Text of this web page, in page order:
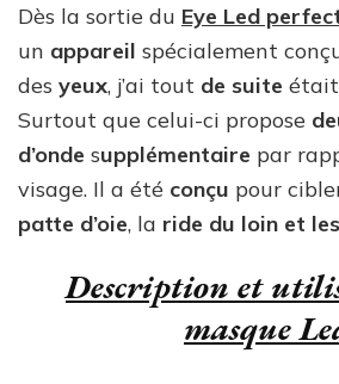
Dès la sortie du Eye Led
un appareil spécialement
des yeux, j’ai tout de suite était
Surtout que celui-ci propose
d’onde supplémentaire par
visage. Il a été conçu pour
patte d’oie, la ride du loin et
Description et
masque